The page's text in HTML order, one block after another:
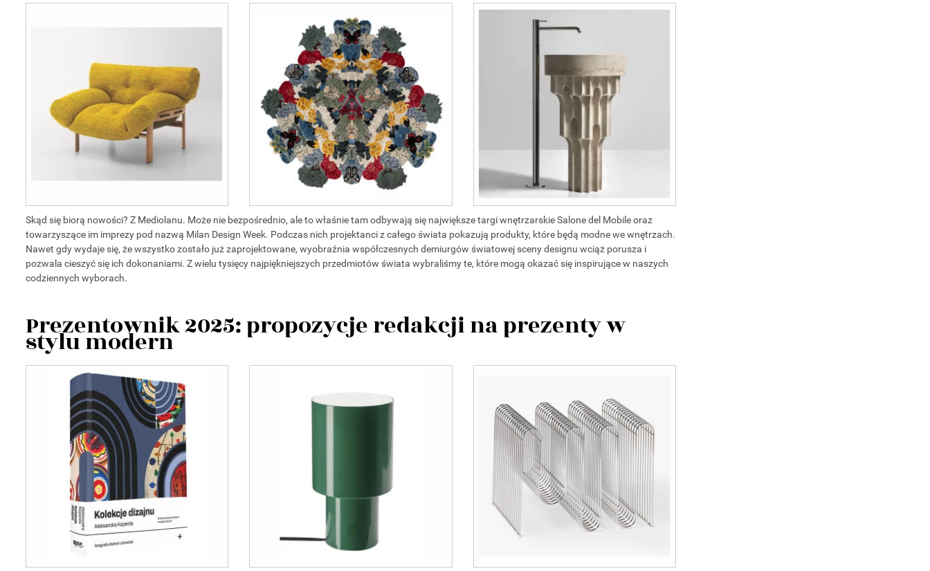
Skąd się biorą nowości? Z Mediolanu. Może nie bezpośrednio, ale to właśnie tam odbywają się największe targi wnętrzarskie Salone del Mobile oraz
towarzyszące im imprezy pod nazwą Milan Design Week. Podczas nich projektanci z całego świata pokazują produkty, które będą modne we wnętrzach.
Nawet gdy wydaje się, że wszystko zostało już zaprojektowane, wyobraźnia współczesnych demiurgów światowej sceny designu wciąż porusza i
pozwala cieszyć się ich dokonaniami. Z wielu tysięcy najpiękniejszych przedmiotów świata wybraliśmy te, które mogą okazać się inspirujące w naszych
codziennych wyborach.
Prezentownik 2025: propozycje redakcji na prezenty w
stylu modern